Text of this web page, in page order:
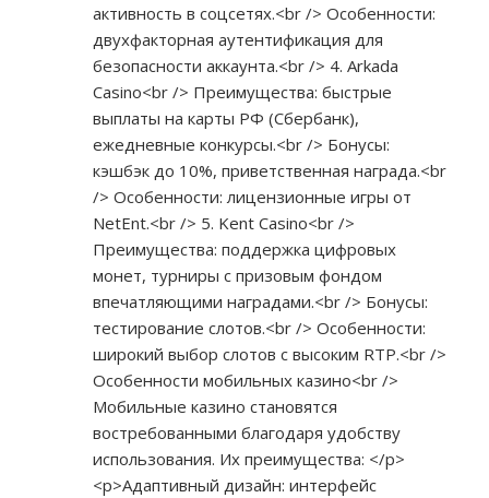
активность в соцсетях.<br /> Особенности:
двухфакторная аутентификация для
безопасности аккаунта.<br /> 4. Arkada
Casino<br /> Преимущества: быстрые
выплаты на карты РФ (Сбербанк),
ежедневные конкурсы.<br /> Бонусы:
кэшбэк до 10%, приветственная награда.<br
/> Особенности: лицензионные игры от
NetEnt.<br /> 5. Kent Casino<br />
Преимущества: поддержка цифровых
монет, турниры с призовым фондом
впечатляющими наградами.<br /> Бонусы:
тестирование слотов.<br /> Особенности:
широкий выбор слотов с высоким RTP.<br />
Особенности мобильных казино<br />
Мобильные казино становятся
востребованными благодаря удобству
использования. Их преимущества: </p>
<p>Адаптивный дизайн: интерфейс